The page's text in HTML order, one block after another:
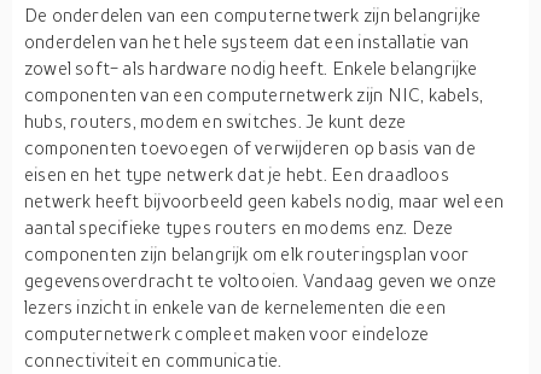
De onderdelen van een computernetwerk zijn belangrijke
onderdelen van het hele systeem dat een installatie van
zowel soft- als hardware nodig heeft. Enkele belangrijke
componenten van een computernetwerk zijn NIC, kabels,
hubs, routers, modem en switches. Je kunt deze
componenten toevoegen of verwijderen op basis van de
eisen en het type netwerk dat je hebt. Een draadloos
netwerk heeft bijvoorbeeld geen kabels nodig, maar wel een
aantal specifieke types routers en modems enz. Deze
componenten zijn belangrijk om elk routeringsplan voor
gegevensoverdracht te voltooien. Vandaag geven we onze
lezers inzicht in enkele van de kernelementen die een
computernetwerk compleet maken voor eindeloze
connectiviteit en communicatie.